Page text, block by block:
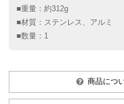
■重量：約312g
■材質：ステンレス、アルミ
■数量：1
商品につ